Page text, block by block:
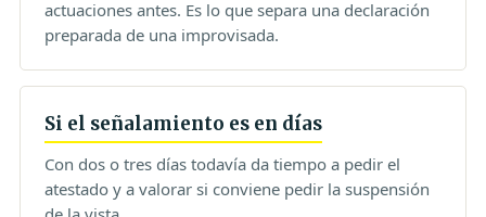
actuaciones antes. Es lo que separa una declaración
preparada de una improvisada.
Si el señalamiento es en días
Con dos o tres días todavía da tiempo a pedir el
atestado y a valorar si conviene pedir la suspensión